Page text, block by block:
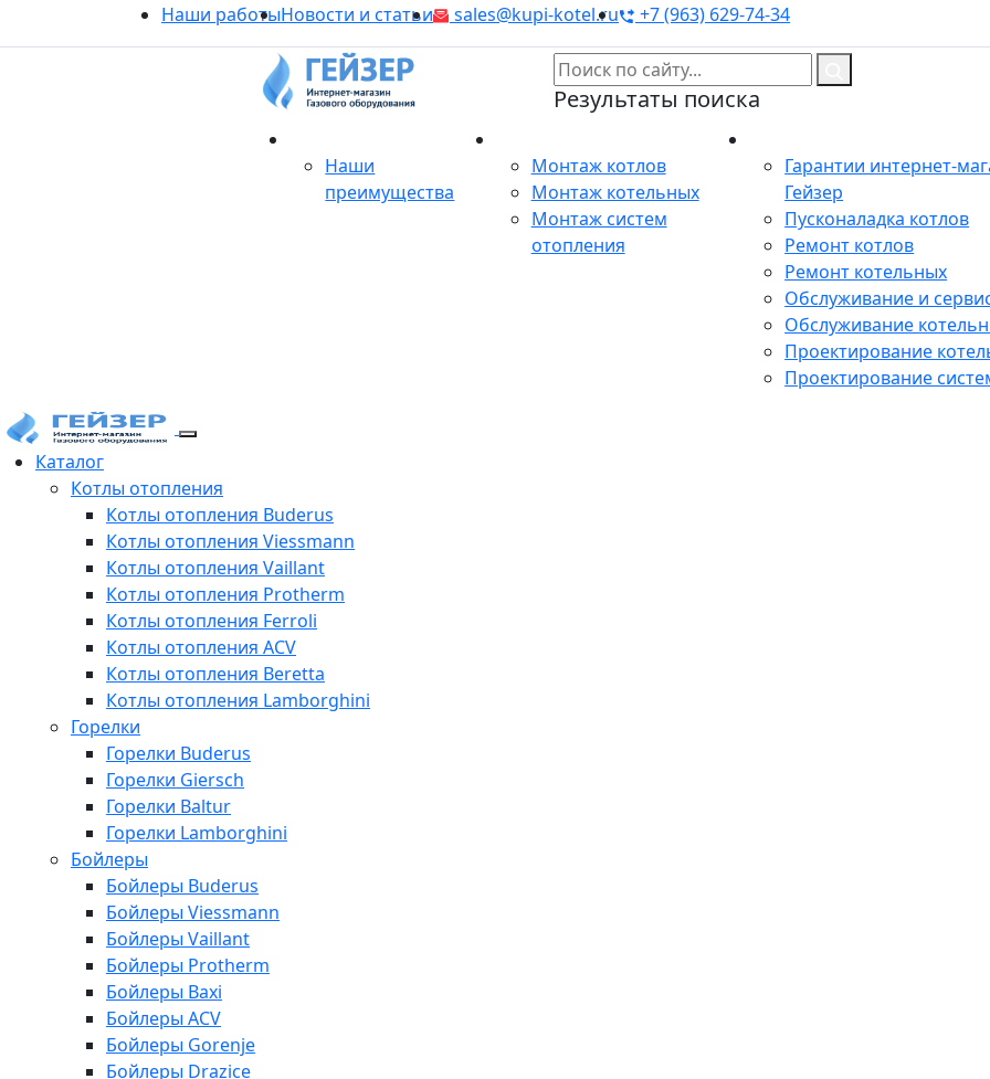
Наши работыНовости и статьи sales@kupi-kotel.ru +7 (963) 629-74-34
Результаты поиска
Наши
преимущества
Монтаж котлов
Монтаж котельных
Монтаж систем
отопления
Гарантии интернет-
Гейзер
Пусконаладка котлов
Ремонт котлов
Ремонт котельных
Обслуживание и
Обслуживание
Проектирование
Проектирование
Каталог
Котлы отопления
Котлы отопления Buderus
Котлы отопления Viessmann
Котлы отопления Vaillant
Котлы отопления Protherm
Котлы отопления Ferroli
Котлы отопления ACV
Котлы отопления Beretta
Котлы отопления Lamborghini
Горелки
Горелки Buderus
Горелки Giersch
Горелки Baltur
Горелки Lamborghini
Бойлеры
Бойлеры Buderus
Бойлеры Viessmann
Бойлеры Vaillant
Бойлеры Protherm
Бойлеры Baxi
Бойлеры ACV
Бойлеры Gorenje
Бойлеры Drazice